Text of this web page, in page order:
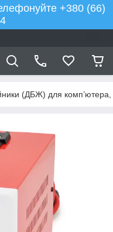
+380 (66)
(ДБЖ) для комп’ютера,